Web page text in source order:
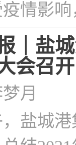
情影
｜盐
会召
月
盐城